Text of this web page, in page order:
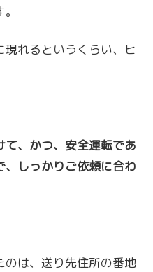
れるというくらい、ヒ
、かつ、安全運転であ
しっかりご依頼に合わ
のは、送り先住所の番地